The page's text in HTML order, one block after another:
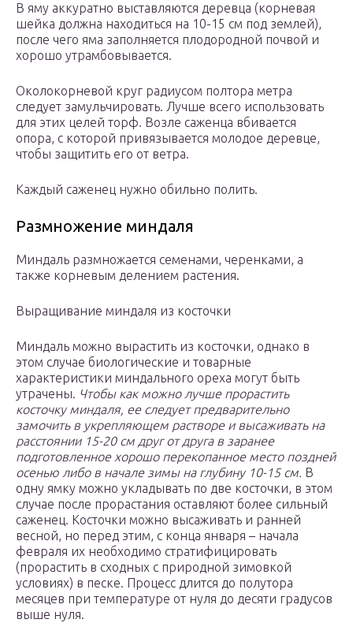
В яму аккуратно выставляются деревца (корневая
шейка должна находиться на 10-15 см под землей),
после чего яма заполняется плодородной почвой и
хорошо утрамбовывается.
Околокорневой круг радиусом полтора метра
следует замульчировать. Лучше всего использовать
для этих целей торф. Возле саженца вбивается
опора, с которой привязывается молодое деревце,
чтобы защитить его от ветра.
Каждый саженец нужно обильно полить.
Размножение миндаля
Миндаль размножается семенами, черенками, а
также корневым делением растения.
Выращивание миндаля из косточки
Миндаль можно вырастить из косточки, однако в
этом случае биологические и товарные
характеристики миндального ореха могут быть
утрачены. Чтобы как можно лучше прорастить
косточку миндаля, ее следует предварительно
замочить в укрепляющем растворе и высаживать на
расстоянии 15-20 см друг от друга в заранее
подготовленное хорошо перекопанное место поздней
осенью либо в начале зимы на глубину 10-15 см. В
одну ямку можно укладывать по две косточки, в этом
случае после прорастания оставляют более сильный
саженец. Косточки можно высаживать и ранней
весной, но перед этим, с конца января – начала
февраля их необходимо стратифицировать
(прорастить в сходных с природной зимовкой
условиях) в песке. Процесс длится до полутора
месяцев при температуре от нуля до десяти градусов
выше нуля.